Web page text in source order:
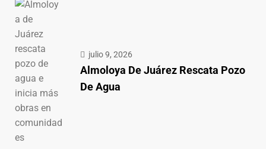
julio 9, 2026
Almoloya De Juárez Rescata Pozo
De Agua